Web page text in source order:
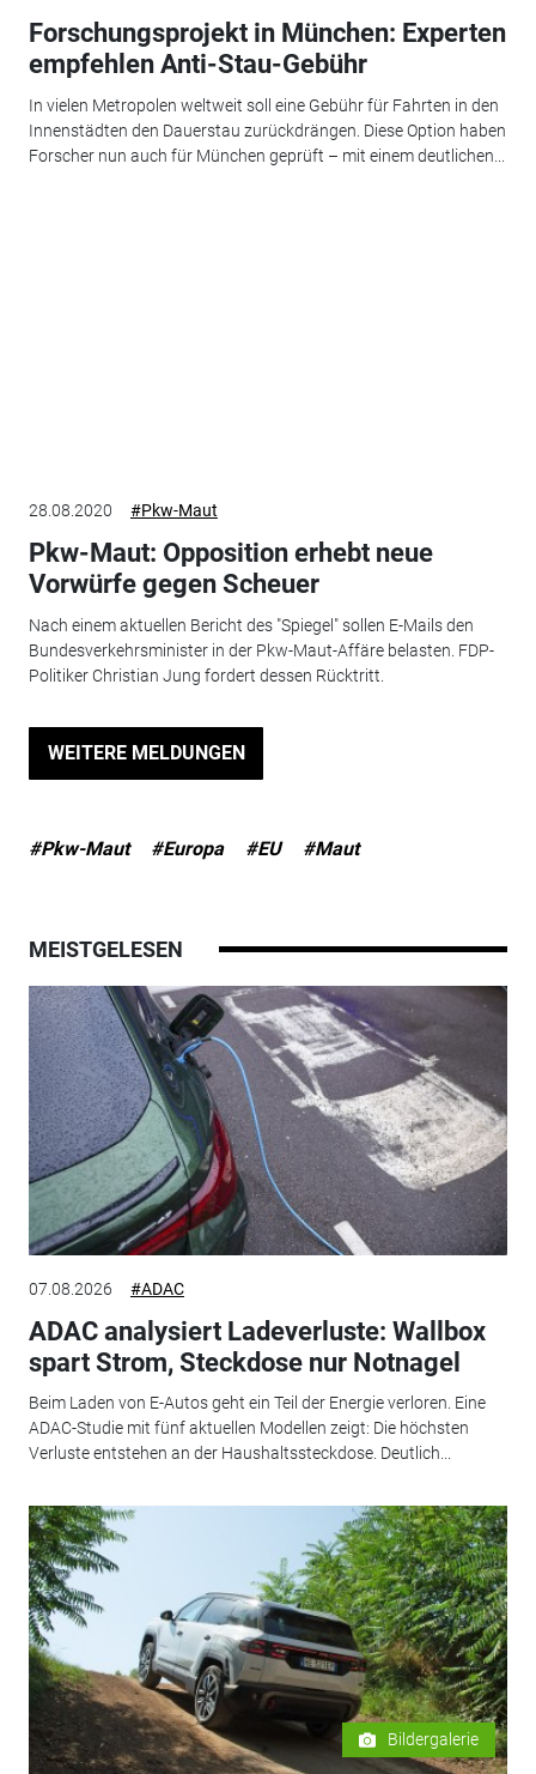
Forschungsprojekt in München: Experten
empfehlen Anti-Stau-Gebühr
In vielen Metropolen weltweit soll eine Gebühr für Fahrten in den
Innenstädten den Dauerstau zurückdrängen. Diese Option haben
Forscher nun auch für München geprüft – mit einem deutlichen...
28.08.2020 #Pkw-Maut
Pkw-Maut: Opposition erhebt neue
Vorwürfe gegen Scheuer
Nach einem aktuellen Bericht des "Spiegel" sollen E-Mails den
Bundesverkehrsminister in der Pkw-Maut-Affäre belasten. FDP-
Politiker Christian Jung fordert dessen Rücktritt.
WEITERE MELDUNGEN
#Pkw-Maut #Europa #EU #Maut
MEISTGELESEN
07.08.2026 #ADAC
ADAC analysiert Ladeverluste: Wallbox
spart Strom, Steckdose nur Notnagel
Beim Laden von E-Autos geht ein Teil der Energie verloren. Eine
ADAC-Studie mit fünf aktuellen Modellen zeigt: Die höchsten
Verluste entstehen an der Haushaltssteckdose. Deutlich...
Bildergalerie